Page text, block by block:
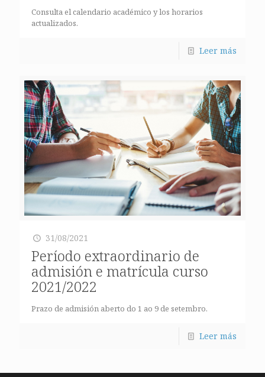
Consulta el calendario académico y los horarios
actualizados.
Leer más
31/08/2021
Período extraordinario de
admisión e matrícula curso
2021/2022
Prazo de admisión aberto do 1 ao 9 de setembro.
Leer más